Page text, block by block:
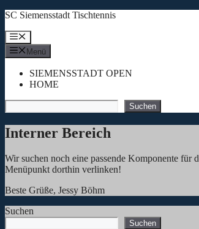
Zum
springen
SC Siemensstadt Tischtennis
Menü
Menü
SIEMENSSTADT OPEN
HOME
Suchen
Suchen
Interner Bereich
Wir suchen noch eine passende Komponente für
Menüpunkt dorthin verlinken!
Beste Grüße, Jessy Böhm
Suchen
Suchen